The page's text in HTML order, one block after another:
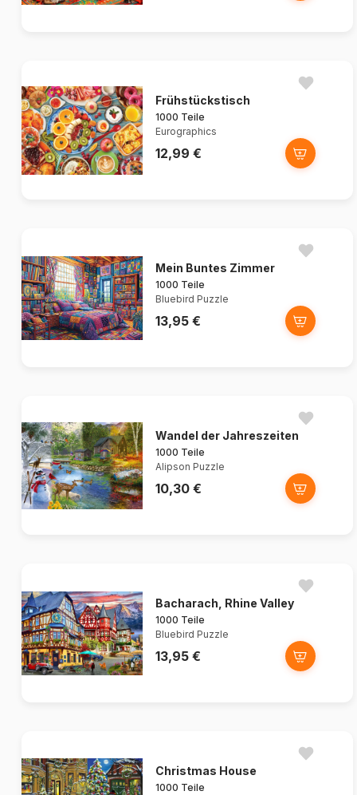
Frühstückstisch
1000 Teile
Eurographics
12,99 €
Mein Buntes Zimmer
1000 Teile
Bluebird Puzzle
13,95 €
Wandel der Jahreszeiten
1000 Teile
Alipson Puzzle
10,30 €
Bacharach, Rhine Valley
1000 Teile
Bluebird Puzzle
13,95 €
Christmas House
1000 Teile